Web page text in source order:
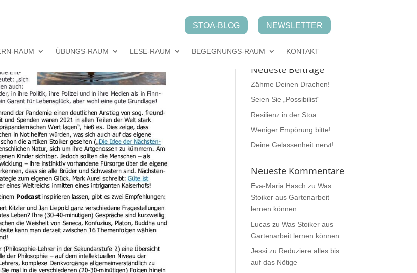
STOA-BLOG NEWSLETTER
RAUM ÜBUNGS-RAUM LESE-RAUM BEGEGNUNGS-RAUM KONTAKT
Neueste Beiträge
Zähme Deinen Drachen!
Seien Sie „Possibilist“
Resilienz in der Stoa
Weniger Empörung bitte!
Deine Gelassenheit nervt!
Neueste Kommentare
Eva-Maria Hasch zuWas
Stoiker aus Gartenarbeit
lernen können
Lucas zuWas Stoiker aus
Gartenarbeit lernen können
Jessi zu Reduziere alles bis
auf das Nötige